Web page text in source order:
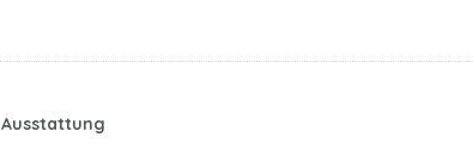
Ausstattung